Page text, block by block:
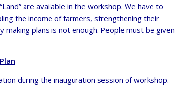
are available in the workshop. We have to
the income of farmers, strengthening their
making plans is not enough. People must be given
during the inauguration session of workshop.